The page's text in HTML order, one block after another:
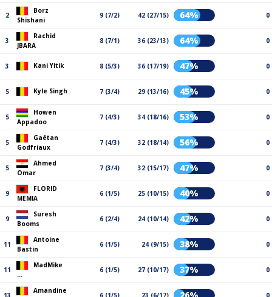
2
Borz
Shishani
9 (7/2) 42 (27/15) 64% 0
3
Rachid
JBARA
8 (7/1) 36 (23/13) 64% 0
3 Kani Yitik 8 (5/3) 36 (17/19) 47% 0
5 Kyle Singh 7 (3/4) 29 (13/16) 45% 0
5
Howen
Appadoo
7 (4/3) 34 (18/16) 53% 0
5
Gaëtan
Godfriaux
7 (4/3) 32 (18/14) 56% 0
5
Ahmed
Omar
7 (3/4) 32 (15/17) 47% 0
9
FLORID
MEMIA
6 (1/5) 25 (10/15) 40% 0
9
Suresh
Booms
6 (2/4) 24 (10/14) 42% 0
11
Antoine
Bastin
6 (1/5) 24 (9/15) 38% 0
11
MadMike
...
6 (1/5) 27 (10/17) 37% 0
Amandine